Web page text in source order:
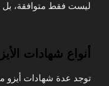
ليست فقط متوافقة، بل
أنواع شهادات
توجد عدة شهادات أيزو